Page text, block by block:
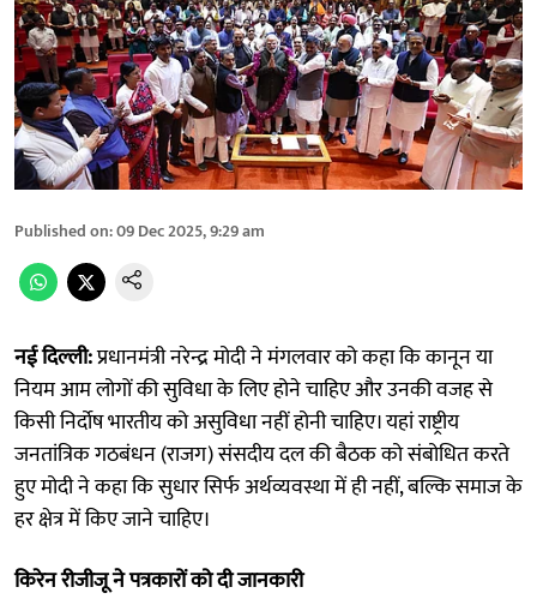
Published on:09 Dec 2025, 9:29 am
नई दिल्ली:प्रधानमंत्री नरेन्द्र मोदी ने मंगलवार को कहा कि कानून या
नियम आम लोगों की सुविधा के लिए होने चाहिए और उनकी वजह से
किसी निर्दोष भारतीय को असुविधा नहीं होनी चाहिए। यहां राष्ट्रीय
जनतांत्रिक गठबंधन (राजग) संसदीय दल की बैठक को संबोधित करते
हुए मोदी ने कहा कि सुधार सिर्फ अर्थव्यवस्था में ही नहीं, बल्कि समाज के
हर क्षेत्र में किए जाने चाहिए।
किरेन रीजीजू ने पत्रकारों को दी जानकारी